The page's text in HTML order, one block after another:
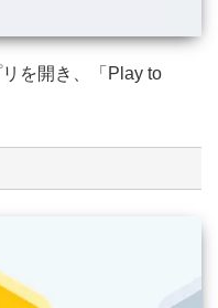
を開き、「Play to